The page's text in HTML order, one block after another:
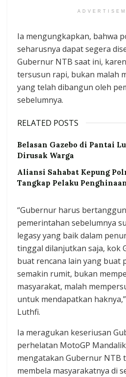
Ia mengungkapkan, bahwa
seharusnya dapat segera
Gubernur NTB saat ini,
tersusun rapi, bukan malah
yang telah dibangun oleh
sebelumnya.
RELATED POSTS
Belasan Gazebo di Pantai
Dirusak Warga
Aliansi Sahabat Kepung
Tangkap Pelaku
“Gubernur harus
pemerintahan sebelumnya
legasy yang baik dalam
tinggal dilanjutkan saja, kok
buat rencana lain yang buat
semakin rumit, bukan
masyarakat, malah
untuk mendapatkan
Luthfi.
Ia meragukan keseriusan
perhelatan MotoGP
mengatakan Gubernur NTB
membela masyarakatnya di